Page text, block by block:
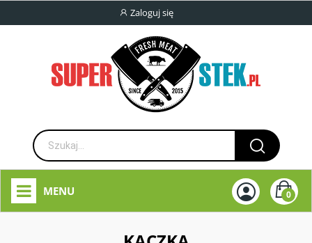
Zaloguj się
0
MENU